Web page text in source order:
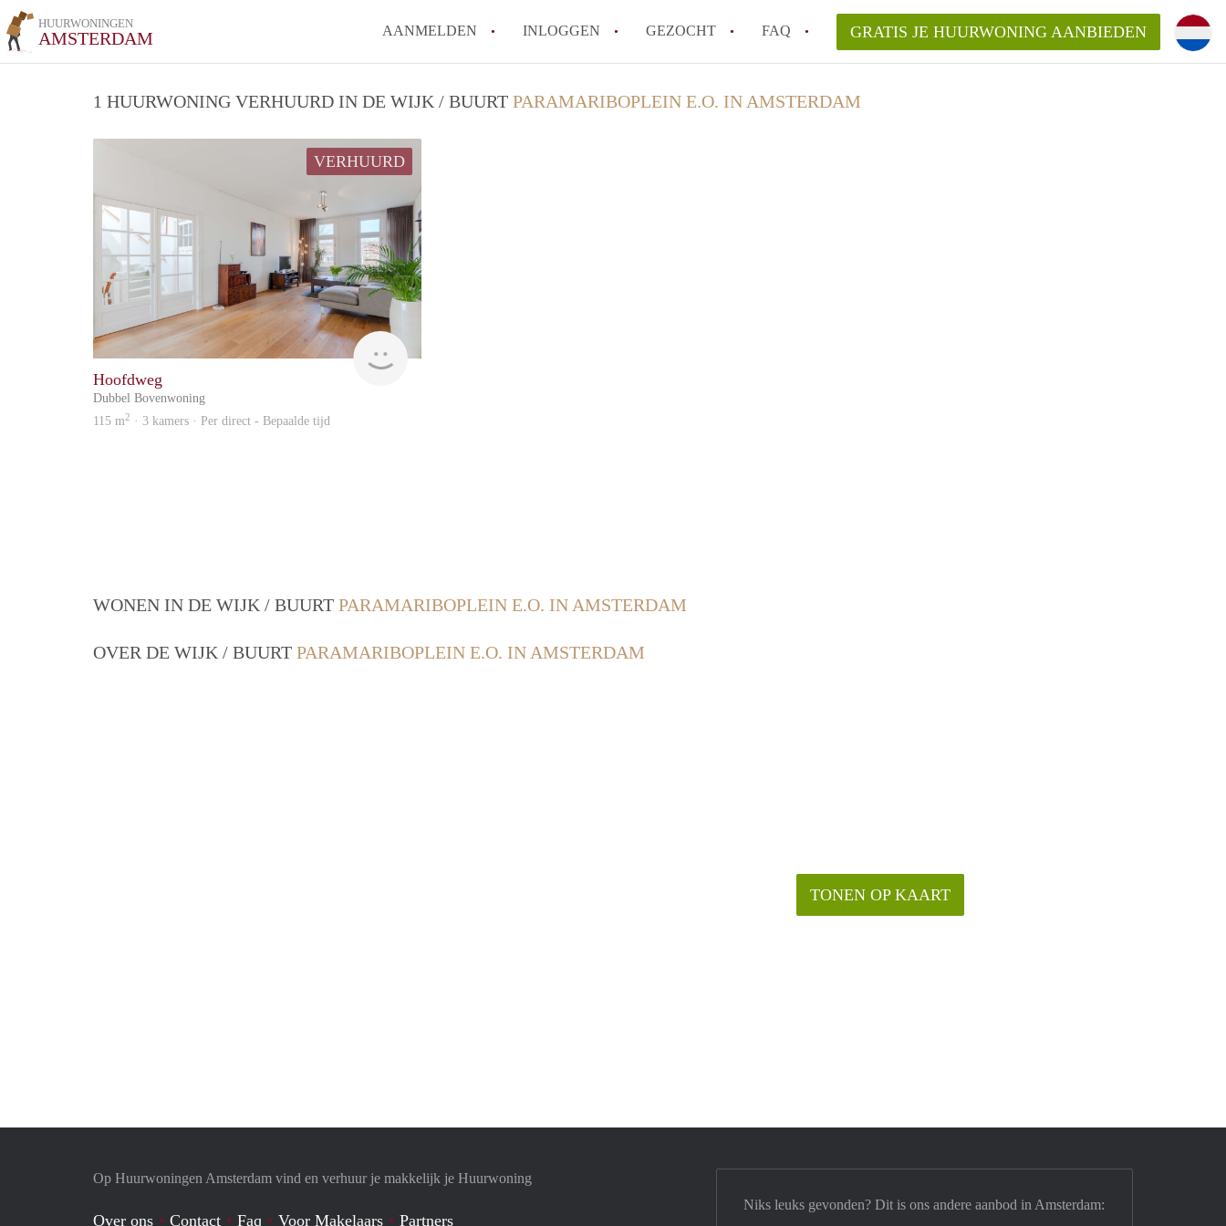
HUURWONINGEN
AMSTERDAM AANMELDEN INLOGGEN GEZOCHT FAQ GRATIS JE HUURWONING AANBIEDEN
1 HUURWONING VERHUURD IN DE WIJK / BUURT PARAMARIBOPLEIN E.O. IN AMSTERDAM
VERHUURD
Hoofdweg
Dubbel Bovenwoning
115 m2 · 3 kamers · Per direct - Bepaalde tijd
WONEN IN DE WIJK / BUURT PARAMARIBOPLEIN E.O. IN AMSTERDAM
OVER DE WIJK / BUURT PARAMARIBOPLEIN E.O. IN AMSTERDAM
TONEN OP KAART
Op Huurwoningen Amsterdam vind en verhuur je makkelijk je Huurwoning
Over ons Contact Faq Voor Makelaars Partners
Niks leuks gevonden? Dit is ons andere aanbod in Amsterdam: